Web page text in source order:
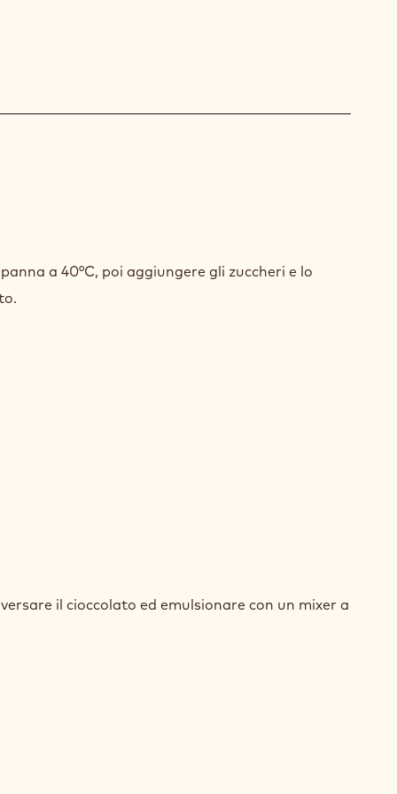
a 40°C, poi aggiungere gli zuccheri e lo
il cioccolato ed emulsionare con un mixer a